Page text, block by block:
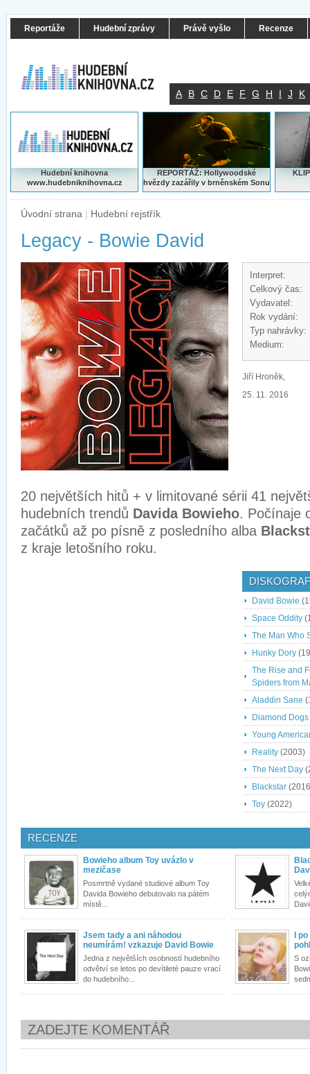
Reportáže Hudební zprávy Právě vyšlo Recenze
A B C D E F G H I J K
Hudební knihovna
www.hudebniknihovna.cz
REPORTÁŽ: Hollywoodské
hvězdy zazářily v brněnském Sonu
Úvodní strana | Hudební rejstřík
Legacy - Bowie David
Interpret:
Celkový čas:
Vydavatel:
Rok vydání:
Typ nahrávky:
Medium:
Jiří Hroněk,
25. 11. 2016
20 největších hitů + v limitované sérii 41
hudebních trendů Davida Bowieho. Počínaje
začátků až po písně z posledního alba
z kraje letošního roku.
David Bowie
Space Oddity
The Man Who
Hunky Dory
The Rise and
Spiders from
Aladdin Sane
Diamond Dogs
Young
Reality (2003)
The Next Day
Blackstar
Toy (2022)
RECENZE
Bowieho album Toy uvázlo v
mezičase
Posmrtně vydané studiové album Toy
Davida Bowieho debutovalo na pátém
místě...
Jsem tady a ani náhodou
neumírám! vzkazuje David Bowie
Jedna z největších osobností hudebního
odvětví se letos po devítileté pauze vrací
do hudebního...
I
S
ZADEJTE KOMENTÁŘ